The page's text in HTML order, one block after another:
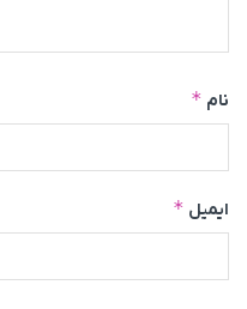
نام *
ایمیل *